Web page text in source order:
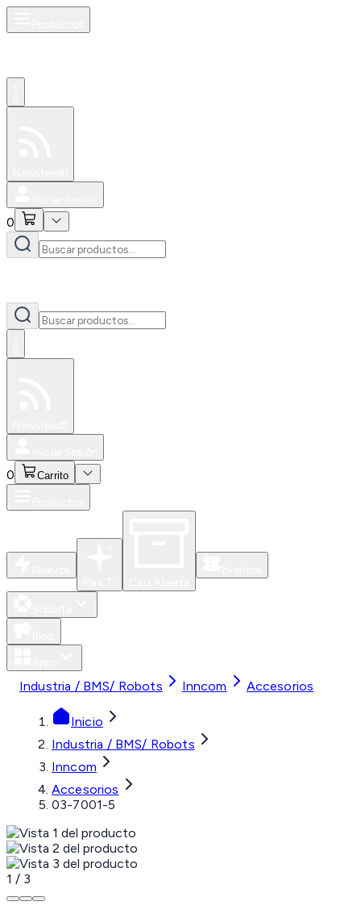
0
0 Carrito
Industria / BMS/ Robots Inncom Accesorios
Inicio
Industria / BMS/ Robots
Inncom
Accesorios
03-7001-5
1 / 3